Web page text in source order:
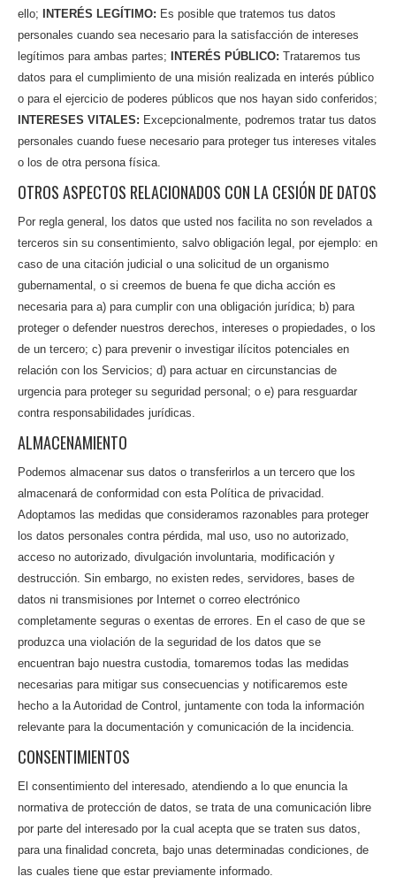
ello;
INTERÉS LEGÍTIMO: Es posible que tratemos tus datos
personales cuando sea necesario para la satisfacción de intereses
legítimos para ambas partes;
INTERÉS PÚBLICO: Trataremos tus
datos para el cumplimiento de una misión realizada en interés público
o para el ejercicio de poderes públicos que nos hayan sido conferidos;
INTERESES VITALES: Excepcionalmente, podremos tratar tus datos
personales cuando fuese necesario para proteger tus intereses vitales
o los de otra persona física.
OTROS ASPECTOS RELACIONADOS CON LA CESIÓN DE DATOS
Por regla general, los datos que usted nos facilita no son revelados a
terceros sin su consentimiento, salvo obligación legal, por ejemplo: en
caso de una citación judicial o una solicitud de un organismo
gubernamental, o si creemos de buena fe que dicha acción es
necesaria para a) para cumplir con una obligación jurídica; b) para
proteger o defender nuestros derechos, intereses o propiedades, o los
de un tercero; c) para prevenir o investigar ilícitos potenciales en
relación con los Servicios; d) para actuar en circunstancias de
urgencia para proteger su seguridad personal; o e) para resguardar
contra responsabilidades jurídicas.
ALMACENAMIENTO
Podemos almacenar sus datos o transferirlos a un tercero que los
almacenará de conformidad con esta Política de privacidad.
Adoptamos las medidas que consideramos razonables para proteger
los datos personales contra pérdida, mal uso, uso no autorizado,
acceso no autorizado, divulgación involuntaria, modificación y
destrucción. Sin embargo, no existen redes, servidores, bases de
datos ni transmisiones por Internet o correo electrónico
completamente seguras o exentas de errores. En el caso de que se
produzca una violación de la seguridad de los datos que se
encuentran bajo nuestra custodia, tomaremos todas las medidas
necesarias para mitigar sus consecuencias y notificaremos este
hecho a la Autoridad de Control, juntamente con toda la información
relevante para la documentación y comunicación de la incidencia.
CONSENTIMIENTOS
El consentimiento del interesado, atendiendo a lo que enuncia la
normativa de protección de datos, se trata de una comunicación libre
por parte del interesado por la cual acepta que se traten sus datos,
para una finalidad concreta, bajo unas determinadas condiciones, de
las cuales tiene que estar previamente informado.